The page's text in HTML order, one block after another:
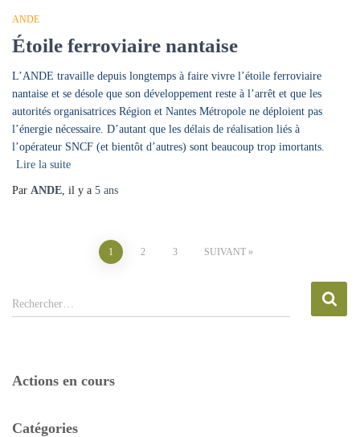
ANDE
Étoile ferroviaire nantaise
L’ANDE travaille depuis longtemps à faire vivre l’étoile ferroviaire
nantaise et se désole que son développement reste à l’arrêt et que les
autorités organisatrices Région et Nantes Métropole ne déploient pas
l’énergie nécessaire. D’autant que les délais de réalisation liés à
l’opérateur SNCF (et bientôt d’autres) sont beaucoup trop imortants.
Lire la suite
Par ANDE , il y a 5 ans
Pagination
des
1 2 3 SUIVANT
e
r
Rechercher…
Actions en cours
Catégories